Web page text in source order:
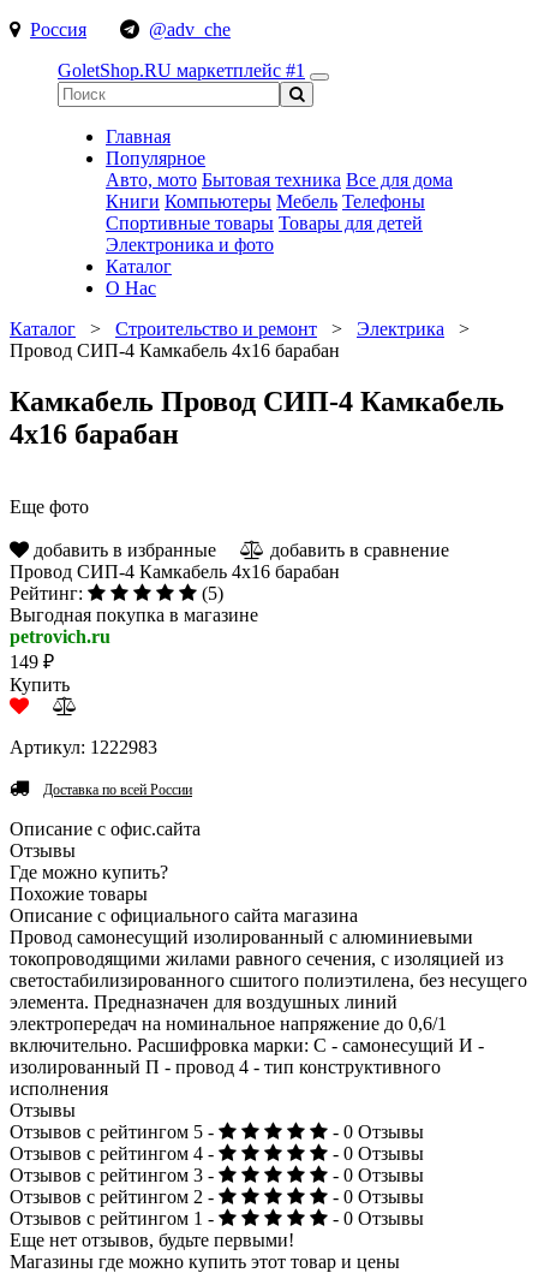
Россия
@adv_che
GoletShop.RU маркетплейс #1
Главная
Популярное
Авто, мото Бытовая техника Все для дома
Книги Компьютеры Мебель Телефоны
Спортивные товары Товары для детей
Электроника и фото
Каталог
О Нас
Каталог > Строительство и ремонт > Электрика >
Провод СИП-4 Камкабель 4х16 барабан
Камкабель Провод СИП-4 Камкабель
4х16 барабан
Еще фото
добавить в избранные
добавить в сравнение
Провод СИП-4 Камкабель 4х16 барабан
Рейтинг:
(5)
Выгодная покупка в магазине
petrovich.ru
149 ₽
Купить
Артикул: 1222983
Доставка по всей России
Описание с офис.сайта
Отзывы
Где можно купить?
Похожие товары
Описание с официального сайта магазина
Провод самонесущий изолированный с алюминиевыми
токопроводящими жилами равного сечения, с изоляцией из
светостабилизированного сшитого полиэтилена, без несущего
элемента. Предназначен для воздушных линий
электропередач на номинальное напряжение до 0,6/1
включительно. Расшифровка марки: С - самонесущий И -
изолированный П - провод 4 - тип конструктивного
исполнения
Отзывы
Отзывов с рейтингом 5 -
- 0 Отзывы
Отзывов с рейтингом 4 -
- 0 Отзывы
Отзывов с рейтингом 3 -
- 0 Отзывы
Отзывов с рейтингом 2 -
- 0 Отзывы
Отзывов с рейтингом 1 -
- 0 Отзывы
Еще нет отзывов, будьте первыми!
Магазины где можно купить этот товар и цены